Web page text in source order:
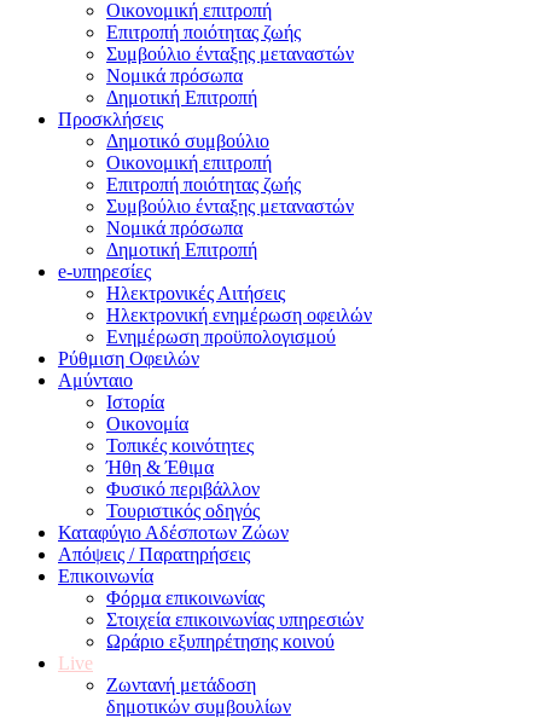
Οικονομική επιτροπή
Επιτροπή ποιότητας ζωής
Συμβούλιο ένταξης μεταναστών
Νομικά πρόσωπα
Δημοτική Επιτροπή
Προσκλήσεις
Δημοτικό συμβούλιο
Οικονομική επιτροπή
Επιτροπή ποιότητας ζωής
Συμβούλιο ένταξης μεταναστών
Νομικά πρόσωπα
Δημοτική Επιτροπή
e-υπηρεσίες
Ηλεκτρονικές Αιτήσεις
Ηλεκτρονική ενημέρωση οφειλών
Ενημέρωση προϋπολογισμού
Ρύθμιση Οφειλών
Αμύνταιο
Ιστορία
Οικονομία
Τοπικές κοινότητες
Ήθη & Έθιμα
Φυσικό περιβάλλον
Τουριστικός οδηγός
Καταφύγιο Αδέσποτων Ζώων
Απόψεις / Παρατηρήσεις
Επικοινωνία
Φόρμα επικοινωνίας
Στοιχεία επικοινωνίας υπηρεσιών
Ωράριο εξυπηρέτησης κοινού
Live
Ζωντανή μετάδοση
δημοτικών συμβουλίων